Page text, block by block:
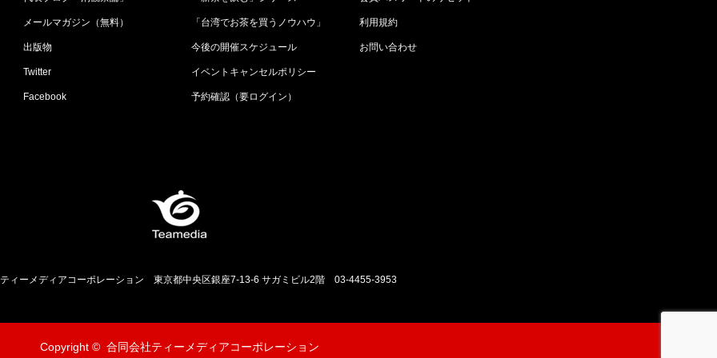
メールマガジン（無料）
出版物
Twitter
Facebook
「台湾でお茶を買うノウハウ」
今後の開催スケジュール
イベントキャンセルポリシー
予約確認（要ログイン）
利用規約
お問い合わせ
ィーメディアコーポレーション 東京都中央区銀座7-13-6 サガミビル2階 03-4455-3953
Copyright © 合同会社ティーメディアコーポレーション